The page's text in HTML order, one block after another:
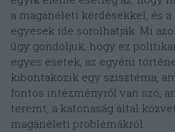
a magánéleti kérdésekkel, és
egyesek ide sorolhatják. Mi
úgy gondoljuk, hogy ez
egyes esetek, az egyéni
kibontakozik egy szisztéma,
fontos intézményről van szó,
teremt, a katonaság által
magánéleti problémákról.